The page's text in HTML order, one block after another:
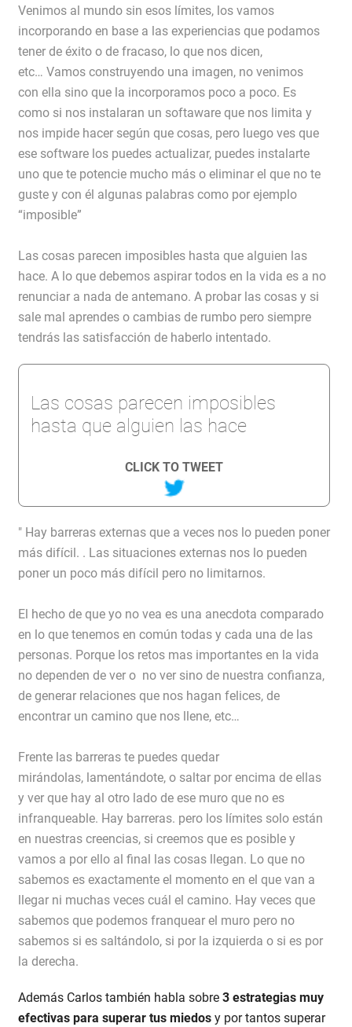
Venimos al mundo sin esos límites, los vamos
incorporando en base a las experiencias que podamos
tener de éxito o de fracaso, lo que nos dicen,
etc… Vamos construyendo una imagen, no venimos
con ella sino que la incorporamos poco a poco. Es
como si nos instalaran un softaware que nos limita y
nos impide hacer según que cosas, pero luego ves que
ese software los puedes actualizar, puedes instalarte
uno que te potencie mucho más o eliminar el que no te
guste y con él algunas palabras como por ejemplo
“imposible”
Las cosas parecen imposibles hasta que alguien las
hace. A lo que debemos aspirar todos en la vida es a no
renunciar a nada de antemano. A probar las cosas y si
sale mal aprendes o cambias de rumbo pero siempre
tendrás las satisfacción de haberlo intentado.
Las cosas parecen imposibles
hasta que alguien las hace
CLICK TO TWEET
" Hay barreras externas que a veces nos lo pueden poner
más difícil. . Las situaciones externas nos lo pueden
poner un poco más difícil pero no limitarnos.
El hecho de que yo no vea es una anecdota comparado
en lo que tenemos en común todas y cada una de las
personas. Porque los retos mas importantes en la vida
no dependen de ver o no ver sino de nuestra confianza,
de generar relaciones que nos hagan felices, de
encontrar un camino que nos llene, etc…
Frente las barreras te puedes quedar
mirándolas, lamentándote, o saltar por encima de ellas
y ver que hay al otro lado de ese muro que no es
infranqueable. Hay barreras. pero los límites solo están
en nuestras creencias, si creemos que es posible y
vamos a por ello al final las cosas llegan. Lo que no
sabemos es exactamente el momento en el que van a
llegar ni muchas veces cuál el camino. Hay veces que
sabemos que podemos franquear el muro pero no
sabemos si es saltándolo, si por la izquierda o si es por
la derecha.
Además Carlos también habla sobre 3 estrategias muy
efectivas para superar tus miedos y por tantos superar